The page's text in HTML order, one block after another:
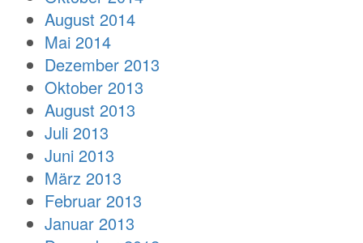
August 2014
Mai 2014
Dezember 2013
Oktober 2013
August 2013
Juli 2013
Juni 2013
März 2013
Februar 2013
Januar 2013